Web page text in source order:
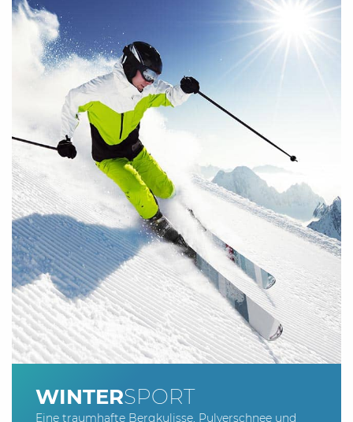
WINTERSPORT
Eine traumhafte Bergkulisse, Pulverschnee und